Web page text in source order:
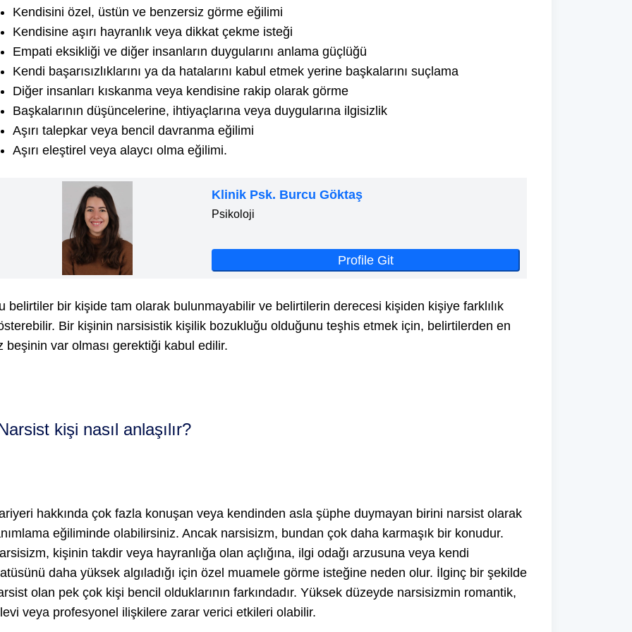
Kendisini özel, üstün ve benzersiz görme eğilimi
Kendisine aşırı hayranlık veya dikkat çekme isteği
Empati eksikliği ve diğer insanların duygularını anlama güçlüğü
Kendi başarısızlıklarını ya da hatalarını kabul etmek yerine başkalarını suçlama
Diğer insanları kıskanma veya kendisine rakip olarak görme
Başkalarının düşüncelerine, ihtiyaçlarına veya duygularına ilgisizlik
Aşırı talepkar veya bencil davranma eğilimi
Aşırı eleştirel veya alaycı olma eğilimi.
Klinik Psk. Burcu Göktaş
Psikoloji
Profile Git
belirtiler bir kişide tam olarak bulunmayabilir ve belirtilerin derecesi kişiden kişiye farklılık
Bir kişinin narsisistik kişilik bozukluğu olduğunu teşhis etmek için, belirtilerden en
beşinin var olması gerektiği kabul edilir.
kişi nasıl anlaşılır?
hakkında çok fazla konuşan veya kendinden asla şüphe duymayan birini narsist olarak
eğiliminde olabilirsiniz. Ancak narsisizm, bundan çok daha karmaşık bir konudur.
kişinin takdir veya hayranlığa olan açlığına, ilgi odağı arzusuna veya kendi
daha yüksek algıladığı için özel muamele görme isteğine neden olur. İlginç bir şekilde
olan pek çok kişi bencil olduklarının farkındadır. Yüksek düzeyde narsisizmin romantik,
veya profesyonel ilişkilere zarar verici etkileri olabilir.